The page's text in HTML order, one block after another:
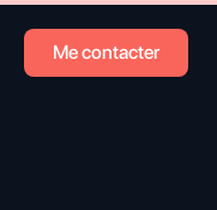
Me contacter